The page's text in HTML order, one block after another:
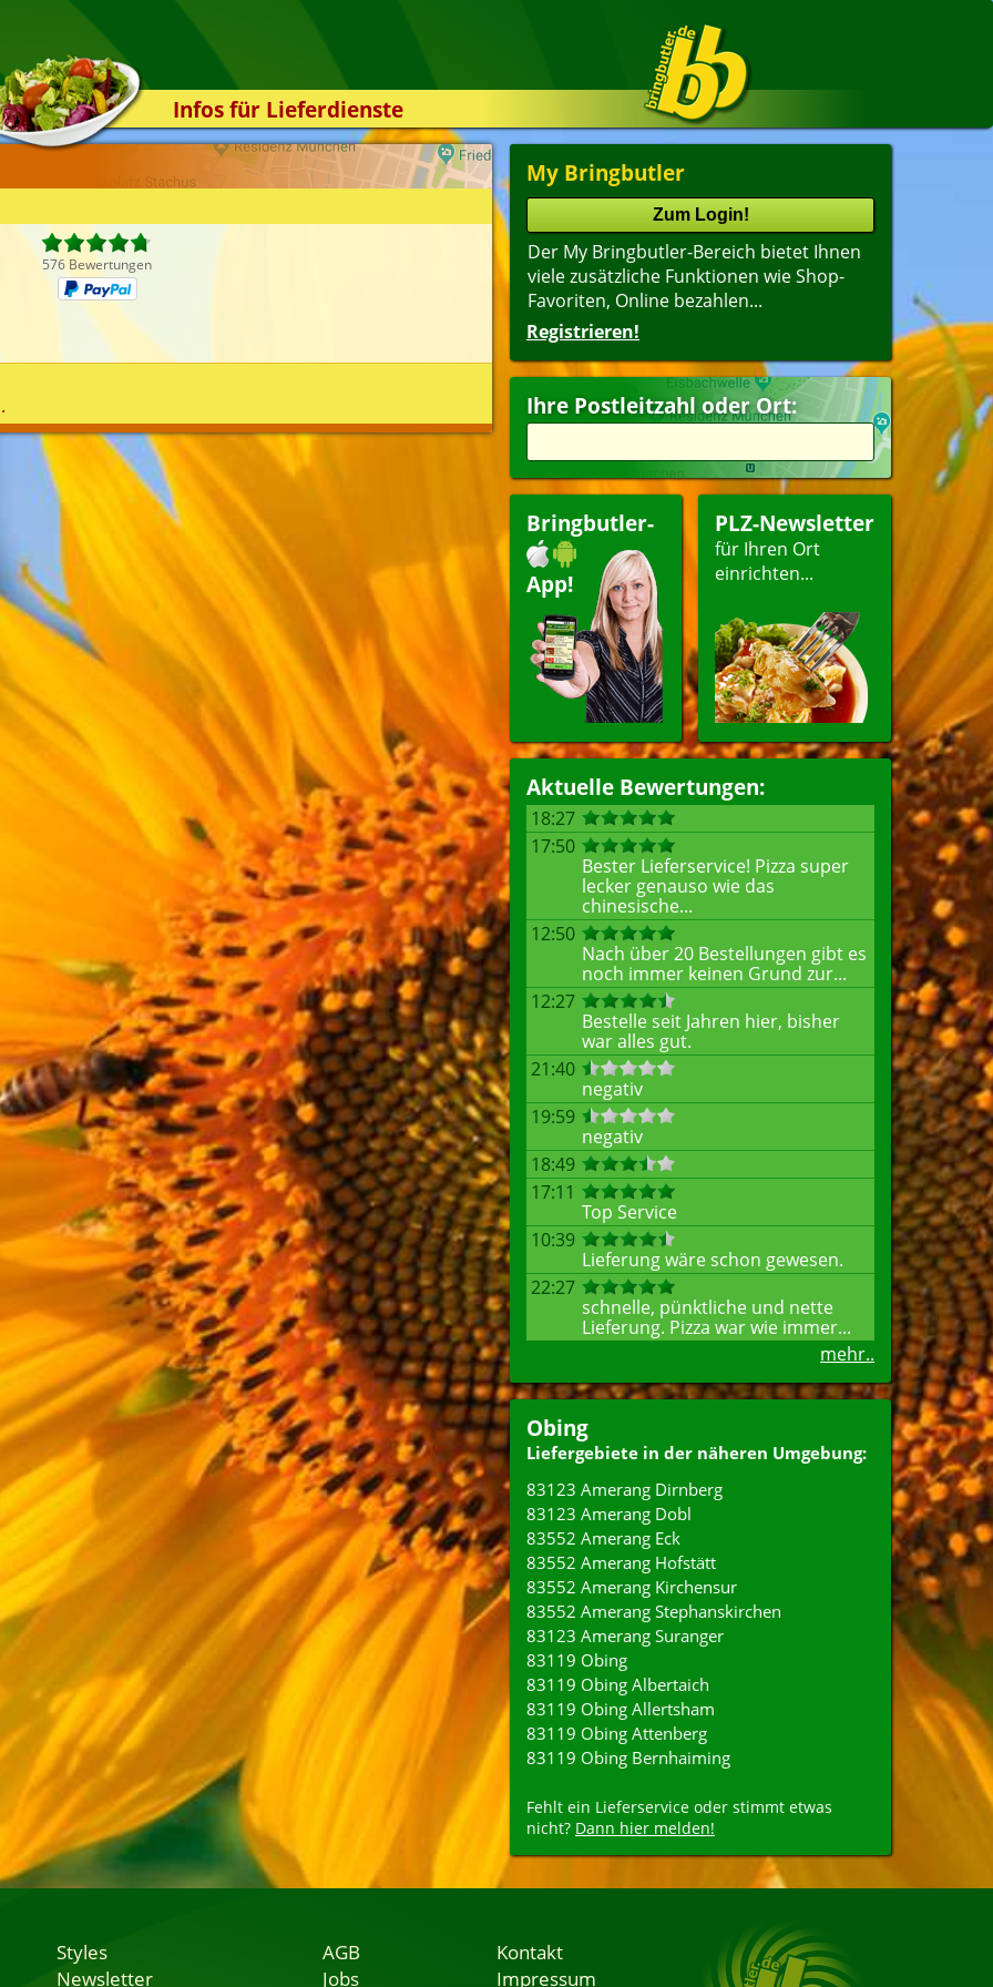
Infos für Lieferdienste
Kassensystem
Zuverlässigkeit
Styles
Kontakt
My Bringbutler
Der My Bringbutler-Bereich bietet Ihnen
viele zusätzliche Funktionen wie Shop-
Favoriten, Online bezahlen...
Registrieren!
Ihre Postleitzahl oder Ort:
Bringbutler-
App!
PLZ-Newsletter
für Ihren Ort
einrichten...
Aktuelle Bewertungen:
18:27
17:50
Bester Lieferservice! Pizza super
lecker genauso wie das
chinesische...
12:50
Nach über 20 Bestellungen gibt es
noch immer keinen Grund zur...
12:27
Bestelle seit Jahren hier, bisher
war alles gut.
21:40
negativ
19:59
negativ
18:49
17:11
Top Service
10:39
Lieferung wäre schon gewesen.
22:27
schnelle, pünktliche und nette
Lieferung. Pizza war wie immer...
mehr..
Obing
Liefergebiete in der näheren Umgebung:
83123 Amerang Dirnberg
83123 Amerang Dobl
83552 Amerang Eck
83552 Amerang Hofstätt
83552 Amerang Kirchensur
83552 Amerang Stephanskirchen
83123 Amerang Suranger
83119 Obing
83119 Obing Albertaich
83119 Obing Allertsham
83119 Obing Attenberg
83119 Obing Bernhaiming
Fehlt ein Lieferservice oder stimmt etwas
nicht? Dann hier melden!
576 Bewertungen
Styles
Newsletter
AGB
Jobs
Kontakt
Impressum